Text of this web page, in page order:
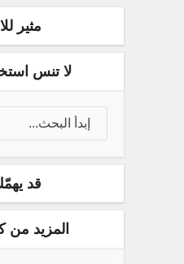
مثير
لا تنس
قد
المزيد